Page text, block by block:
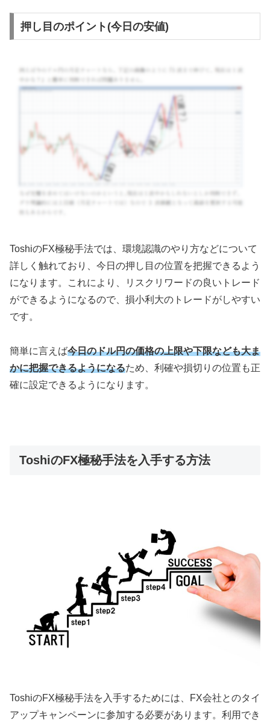
押し目のポイント(今日の安値)
ToshiのFX極秘手法では、環境認識のやり方などについて
詳しく触れており、今日の押し目の位置を把握できるよう
になります。これにより、リスクリワードの良いトレード
ができるようになるので、損小利大のトレードがしやすい
です。
簡単に言えば今日のドル円の価格の上限や下限なども大ま
かに把握できるようになるため、利確や損切りの位置も正
確に設定できるようになります。
ToshiのFX極秘手法を入手する方法
ToshiのFX極秘手法を入手するためには、FX会社とのタイ
アップキャンペーンに参加する必要があります。利用でき